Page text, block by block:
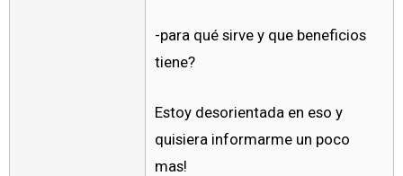
-para qué sirve y que beneficios
tiene?
Estoy desorientada en eso y
quisiera informarme un poco
mas!